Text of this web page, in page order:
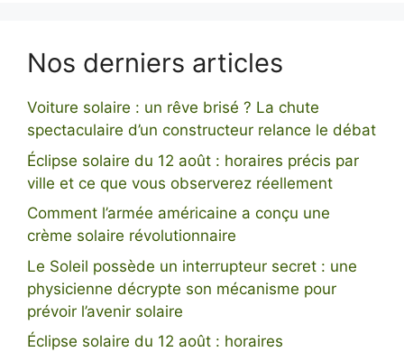
Nos derniers articles
Voiture solaire : un rêve brisé ? La chute
spectaculaire d’un constructeur relance le débat
Éclipse solaire du 12 août : horaires précis par
ville et ce que vous observerez réellement
Comment l’armée américaine a conçu une
crème solaire révolutionnaire
Le Soleil possède un interrupteur secret : une
physicienne décrypte son mécanisme pour
prévoir l’avenir solaire
Éclipse solaire du 12 août : horaires